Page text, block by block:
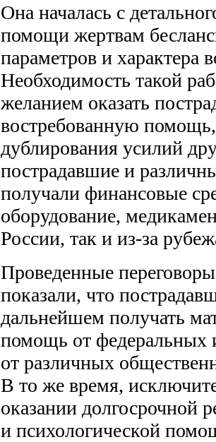
Она началась с
помощи жертвам
параметров и
Необходимость такой
желанием оказать
востребованную
дублирования усилий
пострадавшие и
получали финансовые
оборудование,
России, так и из-за
Проведенные
показали, что
дальнейшем получать
помощь от федеральных
от различных
В то же время,
оказании долгосрочной
и психологической